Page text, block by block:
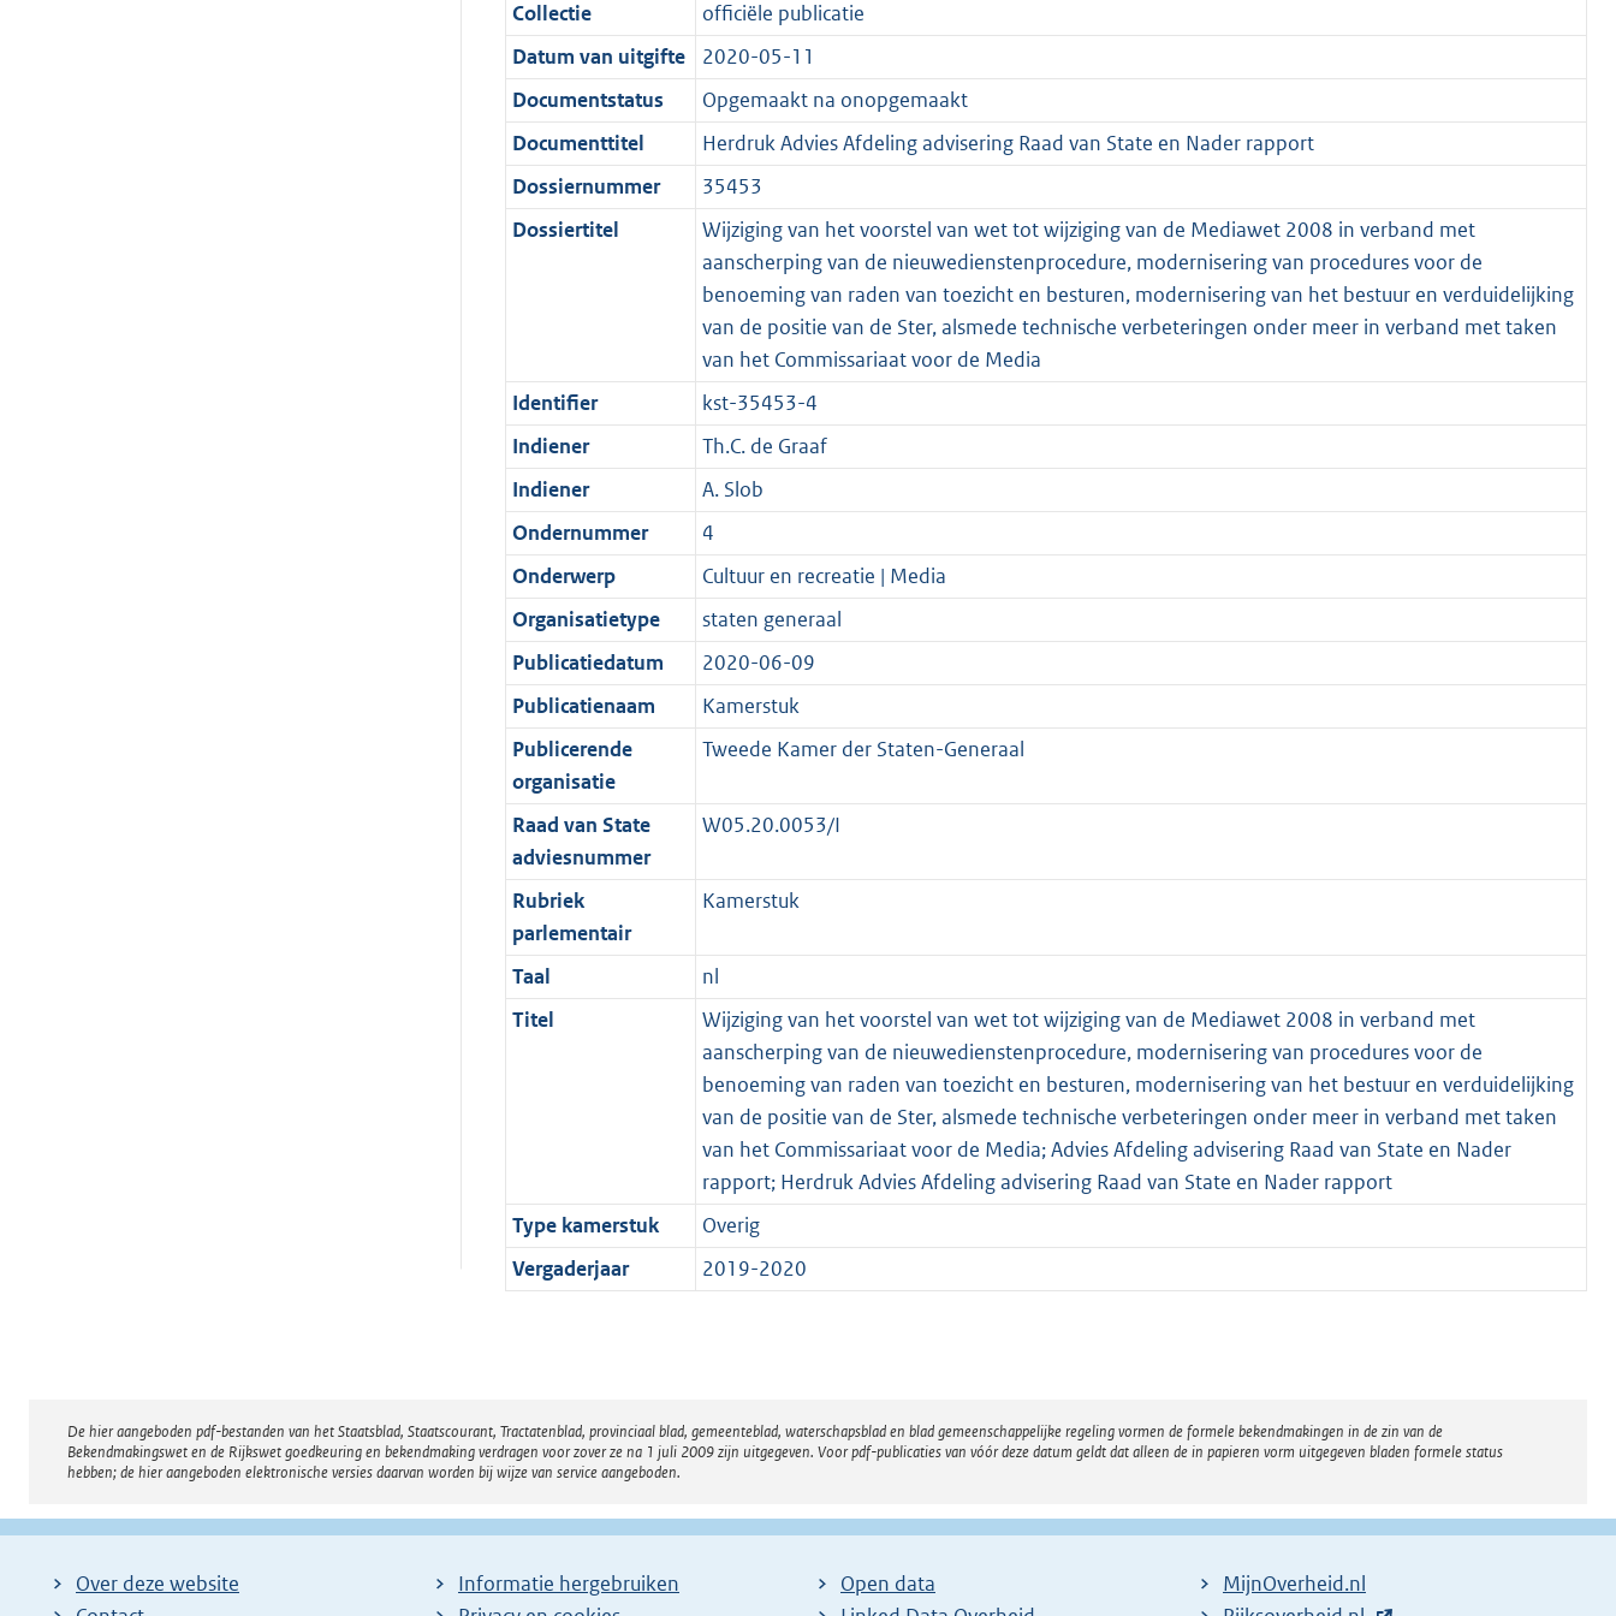
i
e
i
n
f
o
r
4
3
K
b
t
i
e
i
n
f
o
t
:
7
K
b
a
t
i
e
i
n
f
a
t
e
:
5
K
b
c
a
t
i
e
i
n
a
a
t
t
e
:
9
K
b
d
s
g
r
o
t
t
e
:
3
K
b
n
d
s
g
r
o
t
t
e
:
3
K
b
Collectie
officiële publicatie
Datum van uitgifte
2020-05-11
Documentstatus
Opgemaakt na onopgemaakt
Documenttitel
Herdruk Advies Afdeling advisering Raad van State en Nader rapport
Dossiernummer
35453
Dossiertitel
Wijziging van het voorstel van wet tot wijziging van de Mediawet 2008 in verband met
aanscherping van de nieuwedienstenprocedure, modernisering van procedures voor de
benoeming van raden van toezicht en besturen, modernisering van het bestuur en verduidelijking
van de positie van de Ster, alsmede technische verbeteringen onder meer in verband met taken
van het Commissariaat voor de Media
Identifier
kst-35453-4
Indiener
Th.C. de Graaf
Indiener
A. Slob
Ondernummer
4
Onderwerp
Cultuur en recreatie | Media
Organisatietype
staten generaal
Publicatiedatum
2020-06-09
Publicatienaam
Kamerstuk
Publicerende
organisatie
Tweede Kamer der Staten-Generaal
Raad van State
adviesnummer
W05.20.0053/I
Rubriek
parlementair
Kamerstuk
Taal
nl
Titel
Wijziging van het voorstel van wet tot wijziging van de Mediawet 2008 in verband met
aanscherping van de nieuwedienstenprocedure, modernisering van procedures voor de
benoeming van raden van toezicht en besturen, modernisering van het bestuur en verduidelijking
van de positie van de Ster, alsmede technische verbeteringen onder meer in verband met taken
van het Commissariaat voor de Media; Advies Afdeling advisering Raad van State en Nader
rapport; Herdruk Advies Afdeling advisering Raad van State en Nader rapport
Type kamerstuk
Overig
Vergaderjaar
2019-2020
Disclaimer
De hier aangeboden pdf-bestanden van het Staatsblad, Staatscourant, Tractatenblad, provinciaal blad, gemeenteblad, waterschapsblad en blad gemeenschappelijke regeling vormen de formele bekendmakingen in de zin van de
Bekendmakingswet en de Rijkswet goedkeuring en bekendmaking verdragen voor zover ze na 1 juli 2009 zijn uitgegeven. Voor pdf-publicaties van vóór deze datum geldt dat alleen de in papieren vorm uitgegeven bladen formele status
hebben; de hier aangeboden elektronische versies daarvan worden bij wijze van service aangeboden.
Over deze website
Informatie hergebruiken
Open data
MijnOverheid.nl